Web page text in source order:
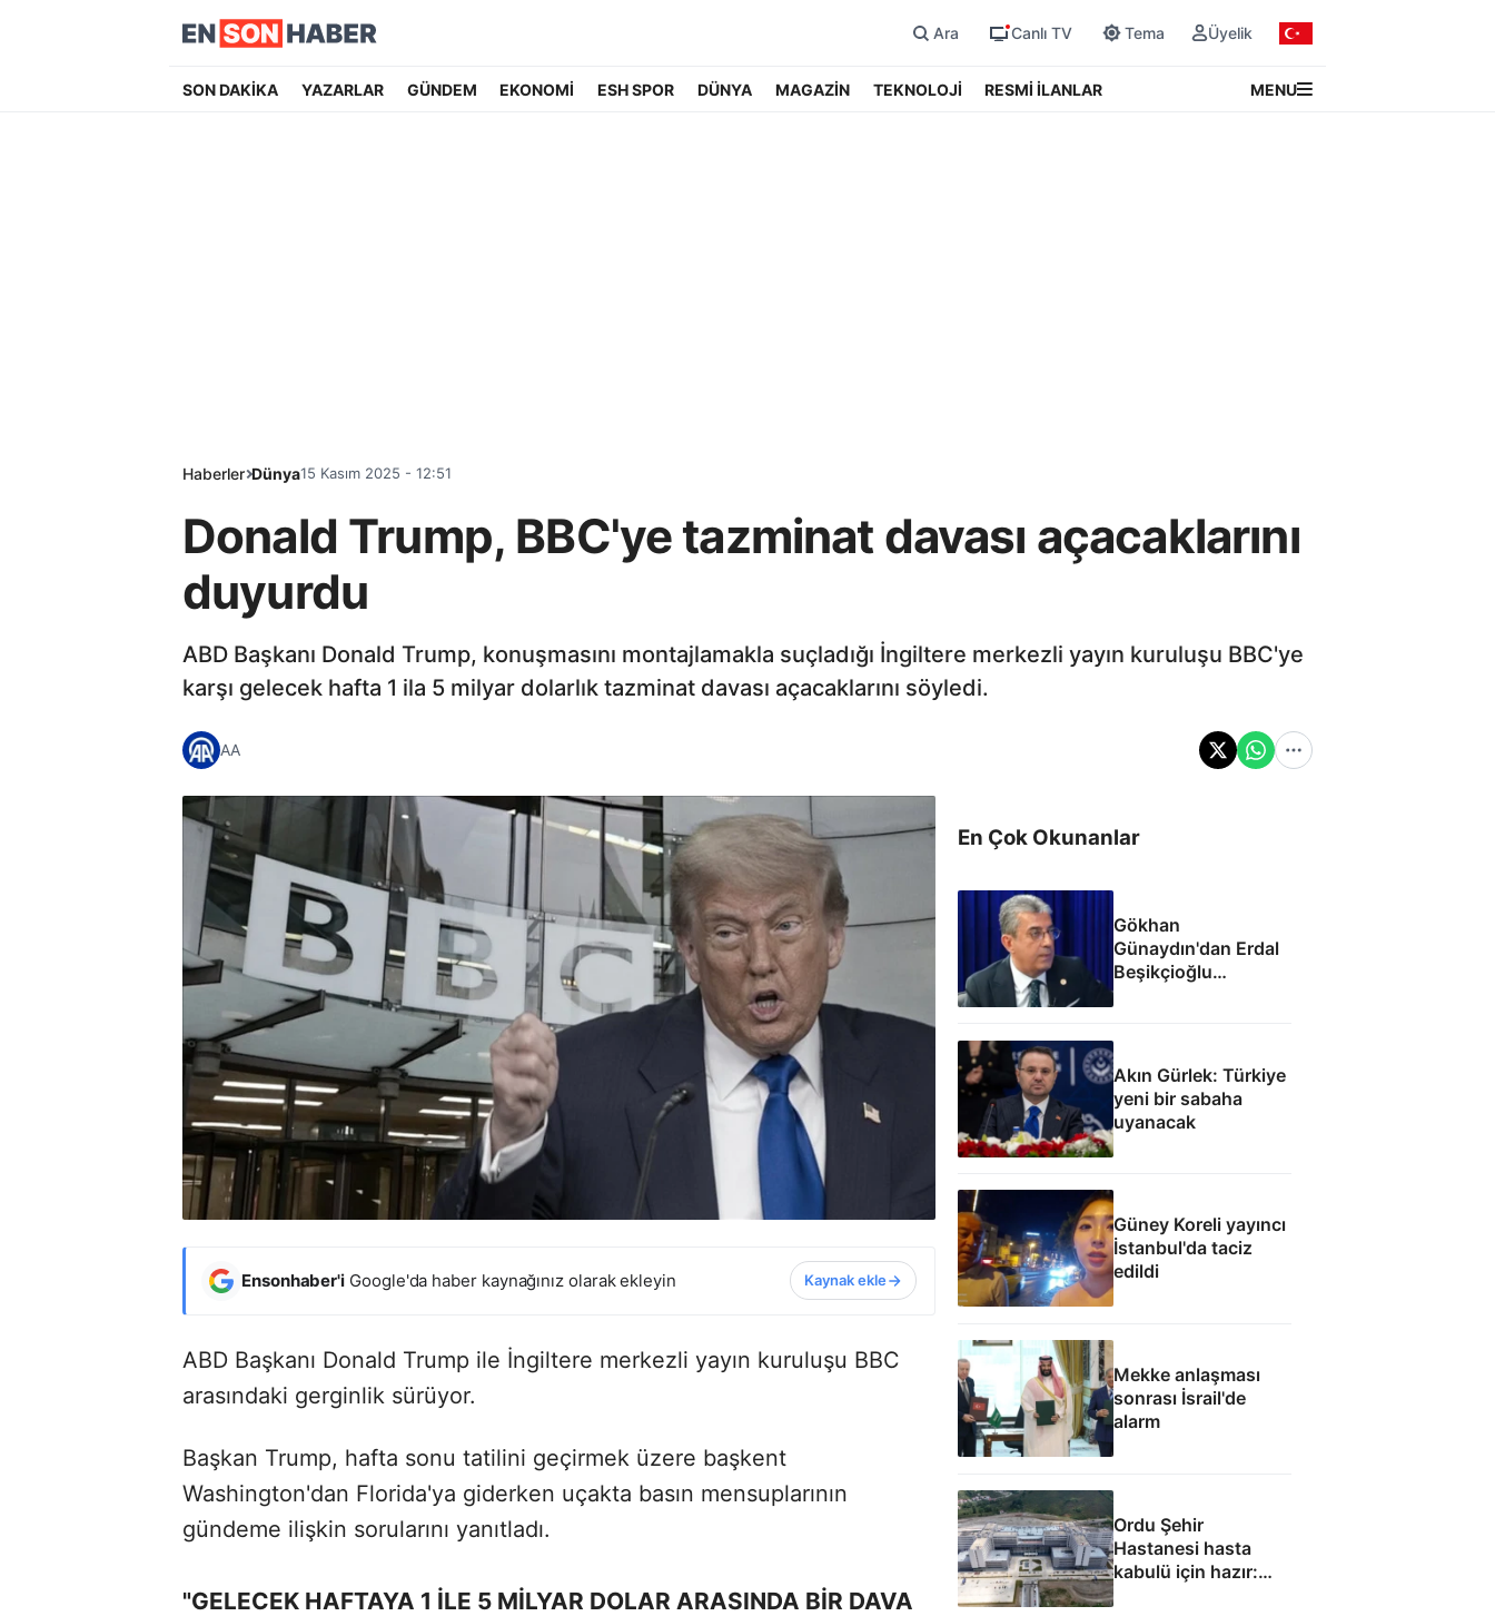
Ara Canlı TV Tema Üyelik
SON DAKİKA YAZARLAR GÜNDEM EKONOMİ ESH SPOR DÜNYA MAGAZİN TEKNOLOJİ RESMİ İLANLAR MENU
Haberler Dünya15 Kasım 2025 - 12:51
Donald Trump, BBC'ye tazminat davası açacaklarını
duyurdu
ABD Başkanı Donald Trump, konuşmasını montajlamakla suçladığı İngiltere merkezli yayın kuruluşu BBC'ye
karşı gelecek hafta 1 ila 5 milyar dolarlık tazminat davası açacaklarını söyledi.
AA
Ensonhaber'i Google'da haber kaynağınız olarak ekleyin Kaynak ekle
ABD Başkanı Donald Trump ile İngiltere merkezli yayın kuruluşu BBC
arasındaki gerginlik sürüyor.
Başkan Trump, hafta sonu tatilini geçirmek üzere başkent
Washington'dan Florida'ya giderken uçakta basın mensuplarının
gündeme ilişkin sorularını yanıtladı.
"GELECEK HAFTAYA 1 İLE 5 MİLYAR DOLAR ARASINDA BİR DAVA
En Çok Okunanlar
Gökhan
Günaydın'dan Erdal
Beşikçioğlu
eleştirisi: Siz kamu
yapıyorsunuz
Akın Gürlek: Türkiye
yeni bir sabaha
uyanacak
Güney Koreli yayıncı
İstanbul'da taciz
edildi
Mekke anlaşması
sonrası İsrail'de
alarm
Ordu Şehir
Hastanesi hasta
kabulü için hazır:
Eylül ayında